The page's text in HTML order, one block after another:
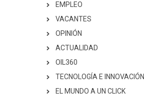
EMPLEO
VACANTES
OPINIÓN
ACTUALIDAD
OIL360
TECNOLOGÍA E INNOVACIÓN
EL MUNDO A UN CLICK